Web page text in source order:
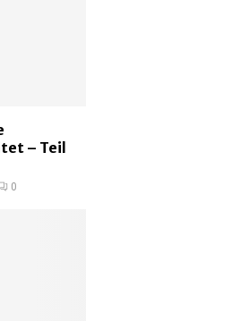
– Teil
0